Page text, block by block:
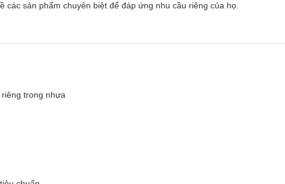
các sản phẩm chuyên biệt để đáp ứng nhu cầu riêng của họ.
trong nhựa